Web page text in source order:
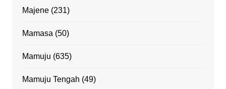
Majene(231)
Mamasa (50)
Mamuju (635)
Mamuju Tengah (49)